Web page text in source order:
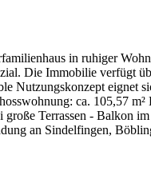
in ruhiger
Die Immobilie verfügt
Nutzungskonzept eignet
ca. 105,57
Terrassen - Balkon
an Sindelfingen,